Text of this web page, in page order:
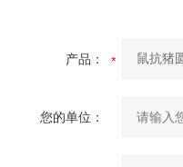
产品：
您的单位：